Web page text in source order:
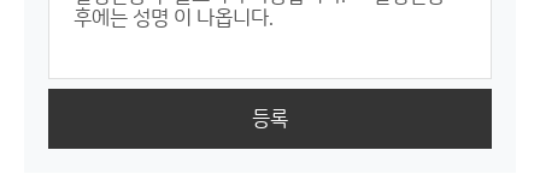
등록